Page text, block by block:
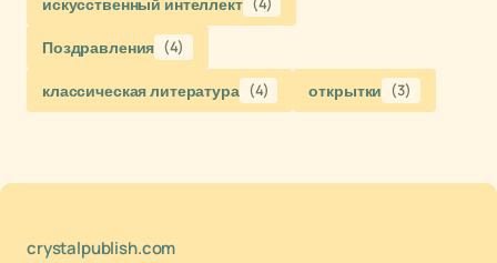
Поздравления (4)
классическая литература (4) открытки (3)
crystalpublish.com